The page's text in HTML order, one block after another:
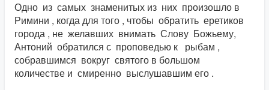
Одно из самых знаменитых из них произошло в
Римини , когда для того , чтобы обратить еретиков
города , не желавших внимать Слову Божьему,
Антоний обратился с проповедью к рыбам ,
собравшимся вокруг святого в большом
количестве и смиренно выслушавшим его .